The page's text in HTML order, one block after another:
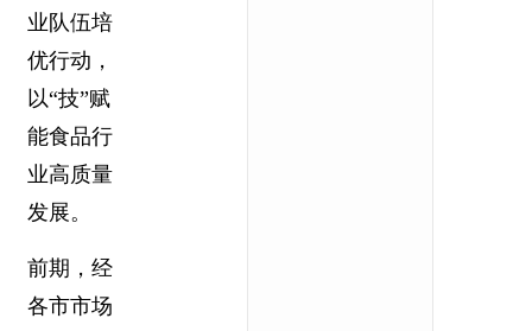
业队伍培
优行动，
以“技”赋
能食品行
业高质量
发展。
前期，经
各市市场